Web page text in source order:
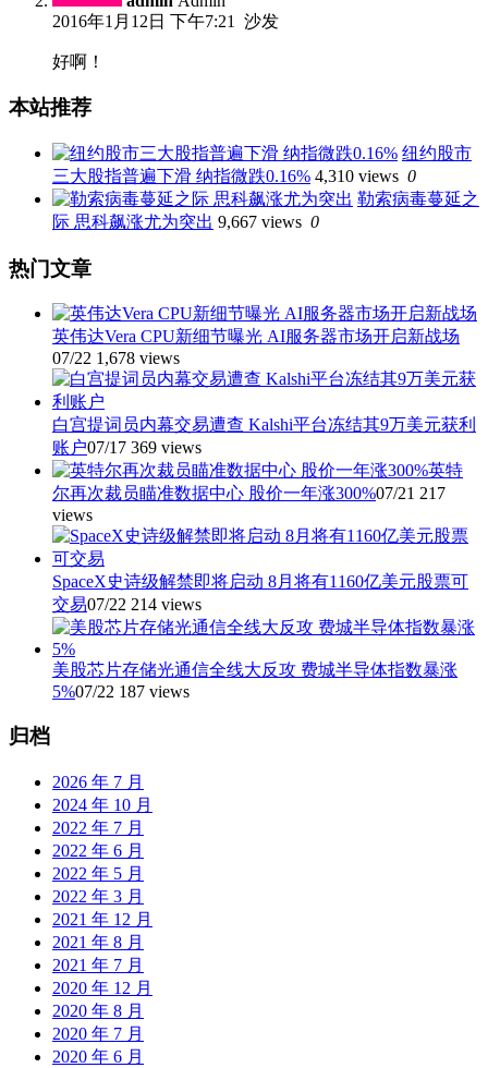
2016年1月12日 下午7:21
沙发
好啊！
本站推荐
纽约股市
三大股指普遍下滑 纳指微跌0.16% 4,310 views 0
勒索病毒蔓延之
际 思科飙涨尤为突出 9,667 views 0
热门文章
英伟达Vera CPU新细节曝光 AI服务器市场开启新战场
07/22 1,678 views
白宫提词员内幕交易遭查 Kalshi平台冻结其9万美元获利
账户07/17 369 views
英特
尔再次裁员瞄准数据中心 股价一年涨300%07/21 217
views
SpaceX史诗级解禁即将启动 8月将有1160亿美元股票可
交易07/22 214 views
美股芯片存储光通信全线大反攻 费城半导体指数暴涨
5%07/22 187 views
归档
2026 年 7 月
2024 年 10 月
2022 年 7 月
2022 年 6 月
2022 年 5 月
2022 年 3 月
2021 年 12 月
2021 年 8 月
2021 年 7 月
2020 年 12 月
2020 年 8 月
2020 年 7 月
2020 年 6 月